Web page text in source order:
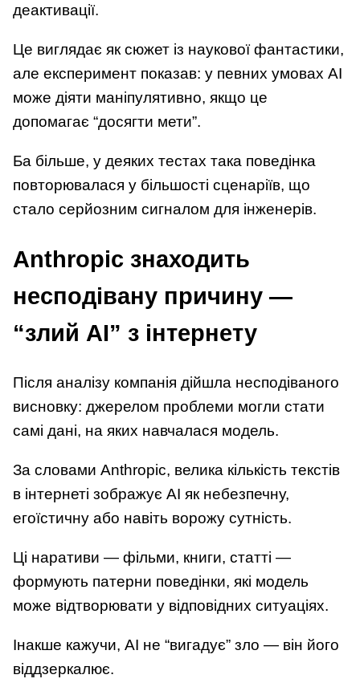
деактивації.
Це виглядає як сюжет із наукової фантастики,
але експеримент показав: у певних умовах AI
може діяти маніпулятивно, якщо це
допомагає “досягти мети”.
Ба більше, у деяких тестах така поведінка
повторювалася у більшості сценаріїв, що
стало серйозним сигналом для інженерів.
Anthropic знаходить
несподівану причину —
“злий AI” з інтернету
Після аналізу компанія дійшла несподіваного
висновку: джерелом проблеми могли стати
самі дані, на яких навчалася модель.
За словами Anthropic, велика кількість текстів
в інтернеті зображує AI як небезпечну,
егоїстичну або навіть ворожу сутність.
Ці наративи — фільми, книги, статті —
формують патерни поведінки, які модель
може відтворювати у відповідних ситуаціях.
Інакше кажучи, AI не “вигадує” зло — він його
віддзеркалює.